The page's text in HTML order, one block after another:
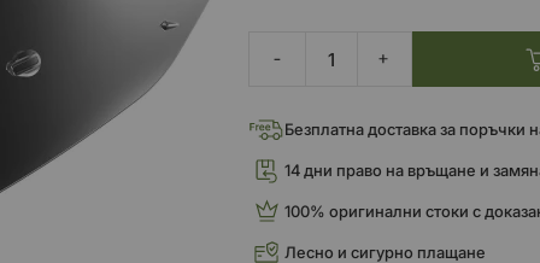
Безплатна доставка за поръчки
14 дни право на връщане и
100% оригинални стоки с
Лесно и сигурно плащане